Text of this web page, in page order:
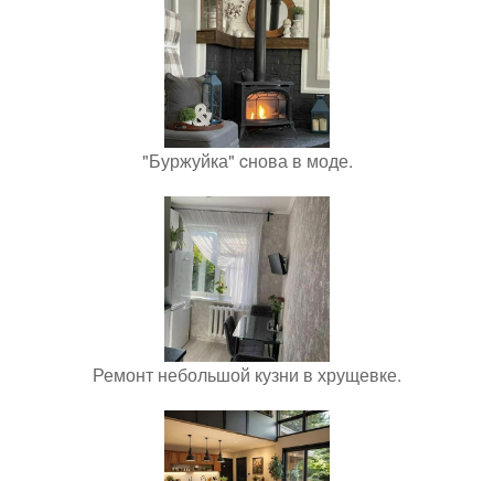
"Буржуйка" cнова в моде.
Ремонт небольшой кузни в хрущевке.